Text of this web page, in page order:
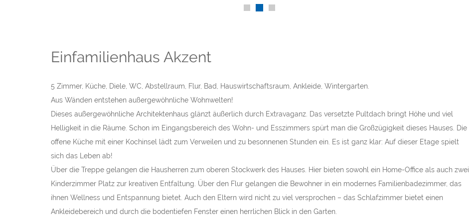
Einfamilienhaus Akzent
5 Zimmer, Küche, Diele, WC, Abstellraum, Flur, Bad, Hauswirtschaftsraum, Ankleide, Wintergarten.
Aus Wänden entstehen außergewöhnliche Wohnwelten!
Dieses außergewöhnliche Architektenhaus glänzt äußerlich durch Extravaganz. Das versetzte Pultdach bringt Höhe und viel
Helligkeit in die Räume. Schon im Eingangsbereich des Wohn- und Esszimmers spürt man die Großzügigkeit dieses Hauses. Die
offene Küche mit einer Kochinsel lädt zum Verweilen und zu besonnenen Stunden ein. Es ist ganz klar: Auf dieser Etage spielt
sich das Leben ab!
Über die Treppe gelangen die Hausherren zum oberen Stockwerk des Hauses. Hier bieten sowohl ein Home-Office als auch zwei
Kinderzimmer Platz zur kreativen Entfaltung. Über den Flur gelangen die Bewohner in ein modernes Familienbadezimmer, das
ihnen Wellness und Entspannung bietet. Auch den Eltern wird nicht zu viel versprochen – das Schlafzimmer bietet einen
Ankleidebereich und durch die bodentiefen Fenster einen herrlichen Blick in den Garten.